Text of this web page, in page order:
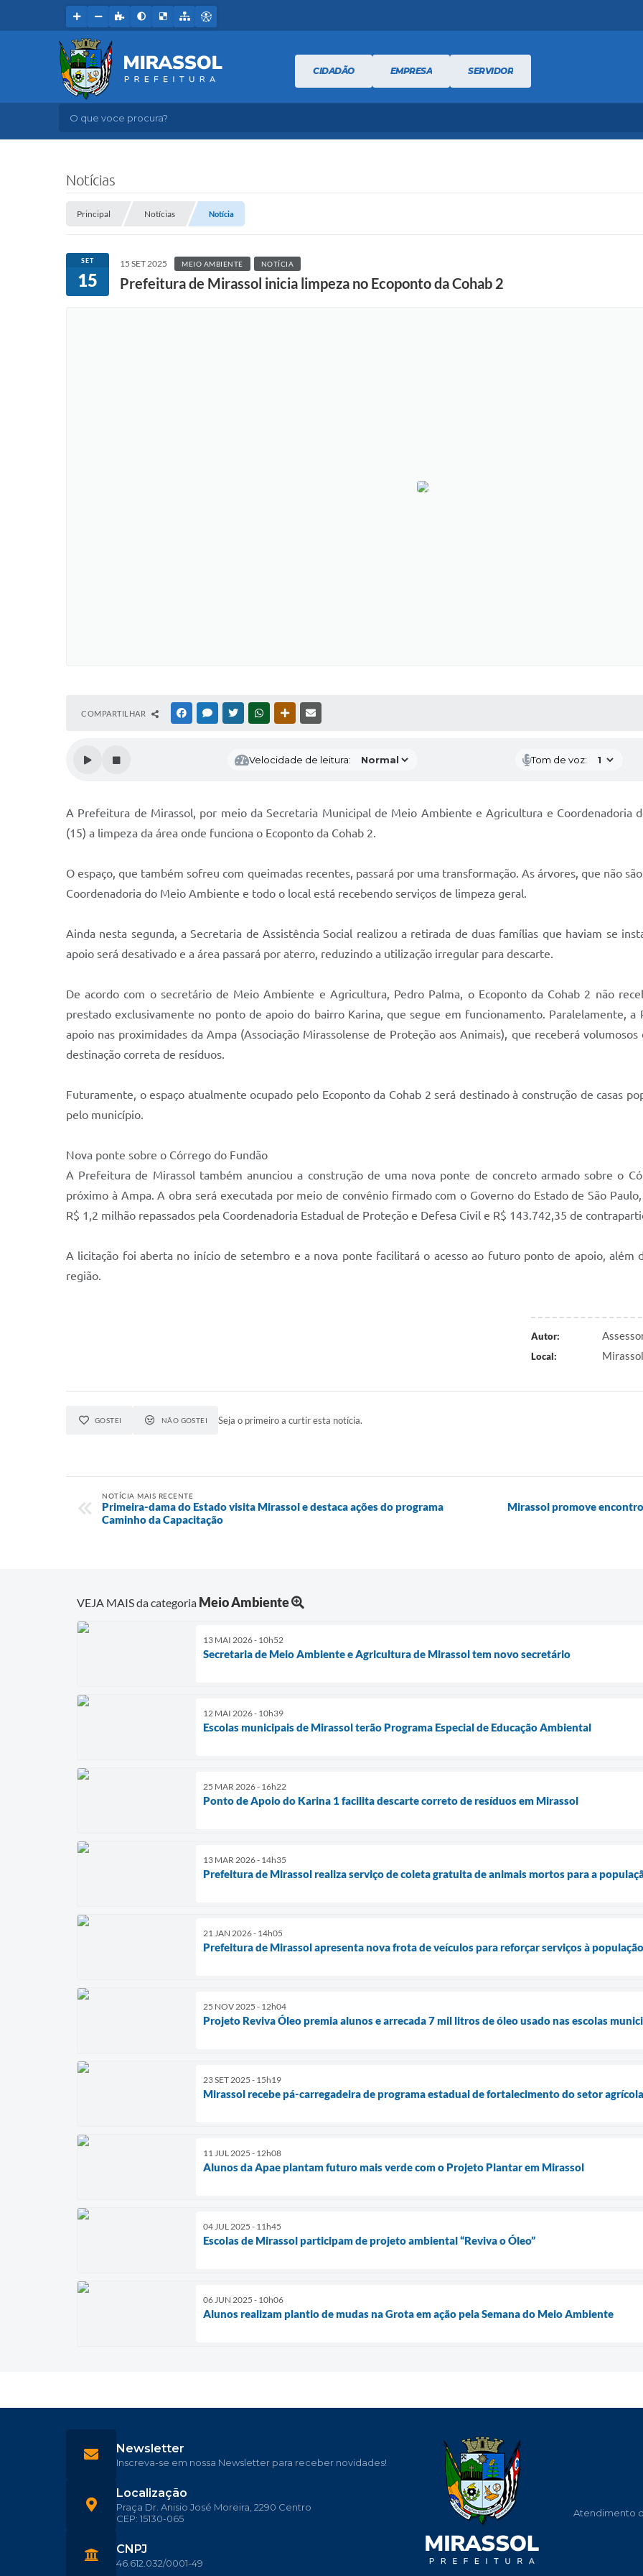
O que voce procura?
CIDADÃO EMPRESA SERVIDOR
Notícias
Principal Notícias Notícia
SET
15
15 SET 2025 MEIO AMBIENTE NOTÍCIA
Prefeitura de Mirassol inicia limpeza no Ecoponto da Cohab 2
COMPARTILHAR FACEBOOKMESSENGER
TWITTERWHATSAPPOUTRAS MÍDIAS
Velocidade de leitura: Tom de voz:
A Prefeitura de Mirassol, por meio da Secretaria Municipal de Meio Ambiente e Agricultura e Coordenadoria
(15) a limpeza da área onde funciona o Ecoponto da Cohab 2.
O espaço, que também sofreu com queimadas recentes, passará por uma transformação. As árvores, que não
Coordenadoria do Meio Ambiente e todo o local está recebendo serviços de limpeza geral.
Ainda nesta segunda, a Secretaria de Assistência Social realizou a retirada de duas famílias que haviam se
apoio será desativado e a área passará por aterro, reduzindo a utilização irregular para descarte.
De acordo com o secretário de Meio Ambiente e Agricultura, Pedro Palma, o Ecoponto da Cohab 2 não
prestado exclusivamente no ponto de apoio do bairro Karina, que segue em funcionamento. Paralelamente,
apoio nas proximidades da Ampa (Associação Mirassolense de Proteção aos Animais), que receberá
destinação correta de resíduos.
Futuramente, o espaço atualmente ocupado pelo Ecoponto da Cohab 2 será destinado à construção de casas
pelo município.
Nova ponte sobre o Córrego do Fundão
A Prefeitura de Mirassol também anunciou a construção de uma nova ponte de concreto armado sobre o
próximo à Ampa. A obra será executada por meio de convênio firmado com o Governo do Estado de São
R$ 1,2 milhão repassados pela Coordenadoria Estadual de Proteção e Defesa Civil e R$ 143.742,35 de
A licitação foi aberta no início de setembro e a nova ponte facilitará o acesso ao futuro ponto de apoio, além
região.
Autor:
Local: Mirassol
GOSTEI NÃO GOSTEI Seja o primeiro a curtir esta notícia.
NOTÍCIA MAIS RECENTE
Primeira-dama do Estado visita Mirassol e destaca ações do programa
Caminho da Capacitação
Mirassol promove
VEJA MAIS da categoria Meio Ambiente
13 MAI 2026 - 10h52
Secretaria de Meio Ambiente e Agricultura de Mirassol tem novo secretário
12 MAI 2026 - 10h39
Escolas municipais de Mirassol terão Programa Especial de Educação Ambiental
25 MAR 2026 - 16h22
Ponto de Apoio do Karina 1 facilita descarte correto de resíduos em Mirassol
13 MAR 2026 - 14h35
Prefeitura de Mirassol realiza serviço de coleta gratuita de animais mortos para a
21 JAN 2026 - 14h05
Prefeitura de Mirassol apresenta nova frota de veículos para reforçar serviços à população
25 NOV 2025 - 12h04
Projeto Reviva Óleo premia alunos e arrecada 7 mil litros de óleo usado nas escolas
23 SET 2025 - 15h19
Mirassol recebe pá-carregadeira de programa estadual de fortalecimento do setor agrícola
11 JUL 2025 - 12h08
Alunos da Apae plantam futuro mais verde com o Projeto Plantar em Mirassol
04 JUL 2025 - 11h45
Escolas de Mirassol participam de projeto ambiental “Reviva o Óleo”
06 JUN 2025 - 10h06
Alunos realizam plantio de mudas na Grota em ação pela Semana do Meio Ambiente
Localização
Praça Dr. Anisio José Moreira, 2290 Centro
CEP: 15130-065
Atendimento
CNPJ
46.612.032/0001-49
Newsletter
Inscreva-se em nossa Newsletter para receber novidades!